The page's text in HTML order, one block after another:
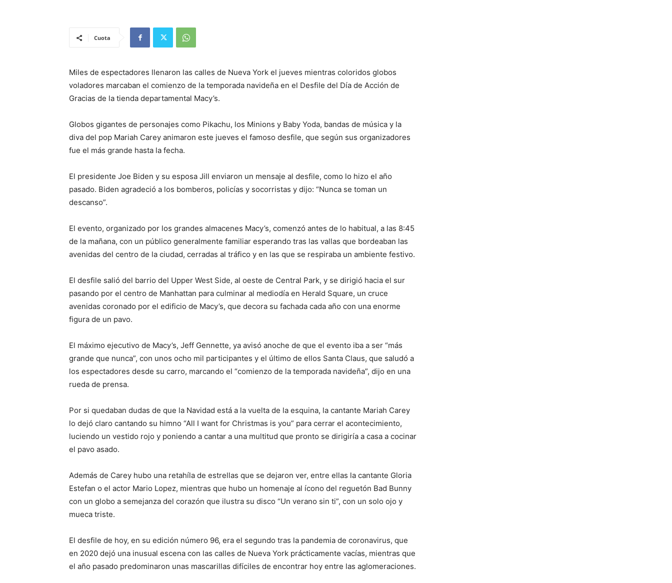
Cuota
Miles de espectadores llenaron las calles de Nueva York el jueves mientras coloridos globos
voladores marcaban el comienzo de la temporada navideña en el Desfile del Día de Acción de
Gracias de la tienda departamental Macy’s.
Globos gigantes de personajes como Pikachu, los Minions y Baby Yoda, bandas de música y la
diva del pop Mariah Carey animaron este jueves el famoso desfile, que según sus organizadores
fue el más grande hasta la fecha.
El presidente Joe Biden y su esposa Jill enviaron un mensaje al desfile, como lo hizo el año
pasado. Biden agradeció a los bomberos, policías y socorristas y dijo: “Nunca se toman un
descanso”.
El evento, organizado por los grandes almacenes Macy’s, comenzó antes de lo habitual, a las 8:45
de la mañana, con un público generalmente familiar esperando tras las vallas que bordeaban las
avenidas del centro de la ciudad, cerradas al tráfico y en las que se respiraba un ambiente festivo.
El desfile salió del barrio del Upper West Side, al oeste de Central Park, y se dirigió hacia el sur
pasando por el centro de Manhattan para culminar al mediodía en Herald Square, un cruce
avenidas coronado por el edificio de Macy’s, que decora su fachada cada año con una enorme
figura de un pavo.
El máximo ejecutivo de Macy’s, Jeff Gennette, ya avisó anoche de que el evento iba a ser “más
grande que nunca”, con unos ocho mil participantes y el último de ellos Santa Claus, que saludó a
los espectadores desde su carro, marcando el “comienzo de la temporada navideña”, dijo en una
rueda de prensa.
Por si quedaban dudas de que la Navidad está a la vuelta de la esquina, la cantante Mariah Carey
lo dejó claro cantando su himno “All I want for Christmas is you” para cerrar el acontecimiento,
luciendo un vestido rojo y poniendo a cantar a una multitud que pronto se dirigiría a casa a cocinar
el pavo asado.
Además de Carey hubo una retahíla de estrellas que se dejaron ver, entre ellas la cantante Gloria
Estefan o el actor Mario Lopez, mientras que hubo un homenaje al ícono del reguetón Bad Bunny
con un globo a semejanza del corazón que ilustra su disco “Un verano sin ti”, con un solo ojo y
mueca triste.
El desfile de hoy, en su edición número 96, era el segundo tras la pandemia de coronavirus, que
en 2020 dejó una inusual escena con las calles de Nueva York prácticamente vacías, mientras que
el año pasado predominaron unas mascarillas difíciles de encontrar hoy entre las aglomeraciones.